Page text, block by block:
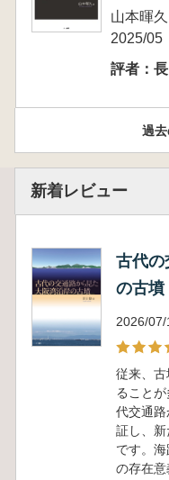
山本暉
2025/05
評者：
過
新着レビュー
古代の
の古墳
2026/07/
従来、
ること
代交通
証し、
です。
の存在